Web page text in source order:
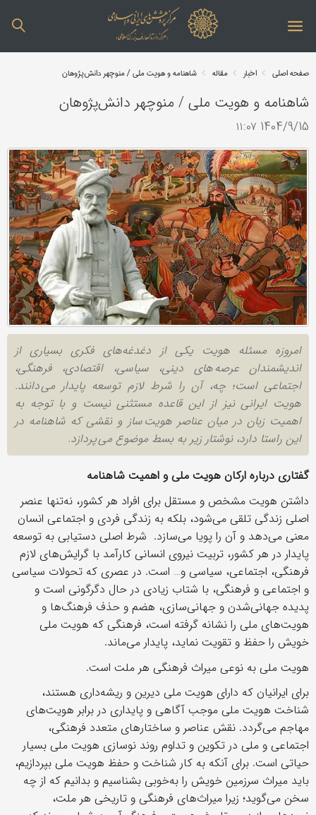
صفحه اصلی اخبار مقاله شاهنامه و هویت ملی / منوچهر دانش‌‎پژوهان
شاهنامه و هویت ملی / منوچهر دانش‌‎پژوهان
1404/9/15 ۱۱:۰۷
امروزه مسئله هویت یکی از دغدغه‌های فکری بسیاری از
اندیشمندان عرصه های دینی، سیاسی، اقتصادی، فرهنگی،
اجتماعی است؛ چه، آن را شرط لازم توسعه پایدار می دانند.
هویت ایرانی نیز از این قاعده مستثنی نیست و با توجه به
اهمیت زبان در میان عناصر هویت ساز و نقشی که شاهنامه در
این راستا دارد، نوشتار زیر به بسط موضوع می پردازد.
گفتاری درباره ارکان هویت ملی و اهمیت شاهنامه
داشتن هویت مشخص و مستقل برای افراد هر کشور، نه‌تنها عنصر
اصلی زندگی تلقی می‌شود، بلکه به زندگی فردی و اجتماعی انسان
معنی می‌دهد و آن را پویا می‌سازد. شرط اصلی دستیابی به توسعه
پایدار در هر کشور، تربیت نیروی انسانی کارآمد با گرایش‌های لازم
فرهنگی، اجتماعی، سیاسی و… است. در عصری که تحولات سیاسی
و اجتماعی و فرهنگی، با شتاب زیادی در حال دگرگونی است و
پدیده جهانی‌شدن و جهانی‌سازی، هضم و حذف فرهنگ‌ها و
هویت‌های ملی را نشانه گرفته است، فرهنگی که هویت ملی
خویش را حفظ و تقویت نماید، پایدار می‌ماند.
هویت ملی به نوعی میراث فرهنگی هر ملت است.
برای ایرانیان ‌که دارای هویت ملی دیرین و ریشه‌داری هستند،
شناخت هویت ملی موجب آگاهی و پایداری در برابر هویت‌های
مهاجم می‌گردد. نقش عناصر و ساختارهای متعدد فرهنگی،
اجتماعی و ملی در تکوین و تداوم روند نوسازی هویت ملی بسیار
حیاتی است. برای آنکه به کار شناخت و حفظ هویت ملی بپردازیم،
باید میراث سرزمین خویش را به‌خوبی بشناسیم و بدانیم که از چه
سخن می‌گوید؛ زیرا میراث‌های فرهنگی و تاریخی هر ملت،